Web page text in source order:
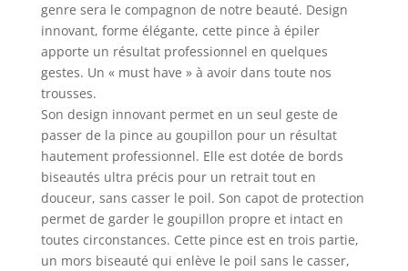
genre sera le compagnon de notre beauté. Design
innovant, forme élégante, cette pince à épiler
apporte un résultat professionnel en quelques
gestes. Un « must have » à avoir dans toute nos
trousses.
Son design innovant permet en un seul geste de
passer de la pince au goupillon pour un résultat
hautement professionnel. Elle est dotée de bords
biseautés ultra précis pour un retrait tout en
douceur, sans casser le poil. Son capot de protection
permet de garder le goupillon propre et intact en
toutes circonstances. Cette pince est en trois partie,
un mors biseauté qui enlève le poil sans le casser,